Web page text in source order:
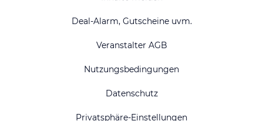
Deal-Alarm, Gutscheine uvm.
Veranstalter AGB
Nutzungsbedingungen
Datenschutz
Privatsphäre-Einstellungen